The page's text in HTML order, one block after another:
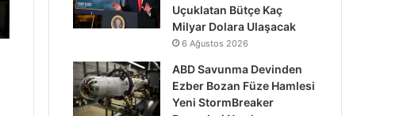
Uçuklatan Bütçe Kaç
Milyar Dolara Ulaşacak
6 Ağustos 2026
ABD Savunma Devinden
Ezber Bozan Füze Hamlesi
Yeni StormBreaker